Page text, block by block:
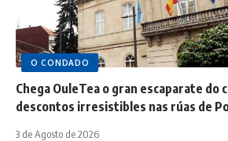
O CONDADO
Chega OuleTea o gran escaparate do
descontos irresistibles nas rúas de
3 de Agosto de 2026